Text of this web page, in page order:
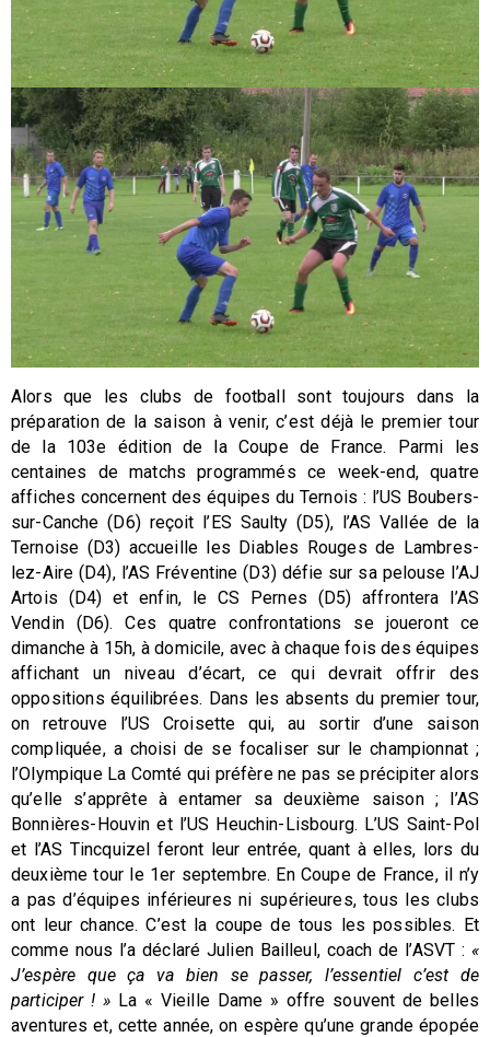
Alors que les clubs de football sont toujours dans la
préparation de la saison à venir, c’est déjà le premier tour
de la 103e édition de la Coupe de France. Parmi les
centaines de matchs programmés ce week-end, quatre
affiches concernent des équipes du Ternois : l’US Boubers-
sur-Canche (D6) reçoit l’ES Saulty (D5), l’AS Vallée de la
Ternoise (D3) accueille les Diables Rouges de Lambres-
lez-Aire (D4), l’AS Fréventine (D3) défie sur sa pelouse l’AJ
Artois (D4) et enfin, le CS Pernes (D5) affrontera l’AS
Vendin (D6). Ces quatre confrontations se joueront ce
dimanche à 15h, à domicile, avec à chaque fois des équipes
affichant un niveau d’écart, ce qui devrait offrir des
oppositions équilibrées. Dans les absents du premier tour,
on retrouve l’US Croisette qui, au sortir d’une saison
compliquée, a choisi de se focaliser sur le championnat ;
l’Olympique La Comté qui préfère ne pas se précipiter alors
qu’elle s’apprête à entamer sa deuxième saison ; l’AS
Bonnières-Houvin et l’US Heuchin-Lisbourg. L’US Saint-Pol
et l’AS Tincquizel feront leur entrée, quant à elles, lors du
deuxième tour le 1er septembre. En Coupe de France, il n’y
a pas d’équipes inférieures ni supérieures, tous les clubs
ont leur chance. C’est la coupe de tous les possibles. Et
comme nous l’a déclaré Julien Bailleul, coach de l’ASVT : «
J’espère que ça va bien se passer, l’essentiel c’est de
participer ! » La « Vieille Dame » offre souvent de belles
aventures et, cette année, on espère qu’une grande épopée